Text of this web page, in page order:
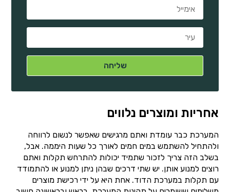
אחריות ומוצרים נלווים
המערכת כבר עומדת ואתם מרגישים שאפשר לנשום לרווחה
ולהתחיל להשתמש במים חמים לאורך כל שעות היממה. אבל,
בשלב הזה צריך לזכור שתמיד יכולות להתרחש תקלות ואתם
רוצים למנוע אותן. יש שתי דרכים שבהן ניתן למנוע או להתמודד
עם תקלות במערכת הדוד. אחת היא על ידי רכישת מוצרים